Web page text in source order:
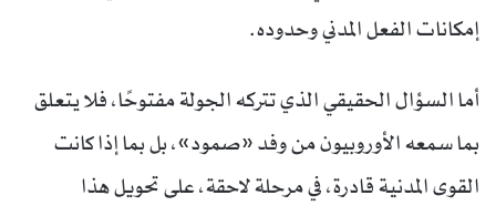
إمكانات الفعل المدني وحدوده.
أما السؤال الحقيقي الذي تتركه الجولة مفتوحًا، فلا يتعلق
بما سمعه الأوروبيون من وفد «صمود»، بل بما إذا كانت
القوى المدنية قادرة، في مرحلة لاحقة، على تحويل هذا